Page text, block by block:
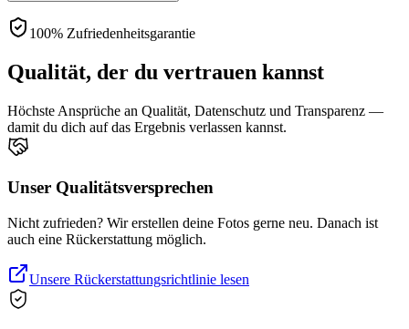
100% Zufriedenheitsgarantie
Qualität, der du vertrauen kannst
Höchste Ansprüche an Qualität, Datenschutz und Transparenz —
damit du dich auf das Ergebnis verlassen kannst.
Unser Qualitätsversprechen
Nicht zufrieden? Wir erstellen deine Fotos gerne neu. Danach ist
auch eine Rückerstattung möglich.
Unsere Rückerstattungsrichtlinie lesen